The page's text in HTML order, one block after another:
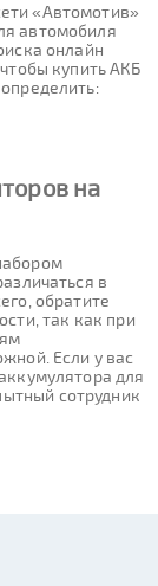
«Автомотив»
автомобиля
онлайн
купить АКБ
на
в
обратите
так как при
Если у вас
для
сотрудник